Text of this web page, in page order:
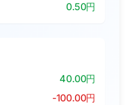
0.50円
40.00円
-100.00円